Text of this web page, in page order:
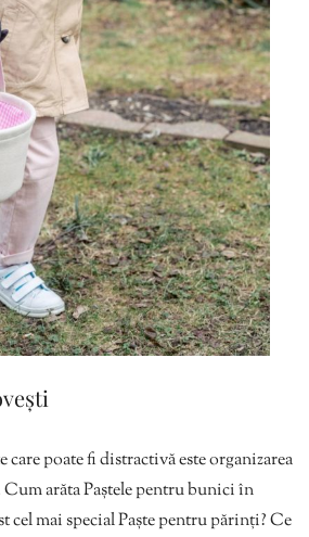
care poate fi distractivă este organizarea
Cum arăta Paștele pentru bunici în
cel mai special Paște pentru părinți? Ce